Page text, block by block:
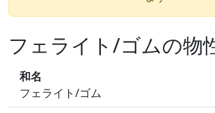
フェライト/ゴムの物
和名
フェライト/ゴム